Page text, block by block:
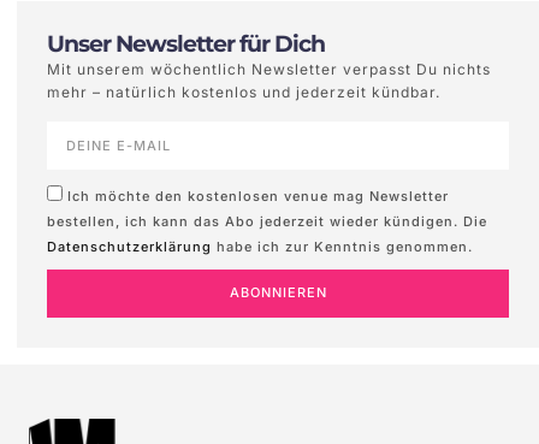
Unser Newsletter für Dich
Mit unserem wöchentlich Newsletter verpasst Du nichts
mehr – natürlich kostenlos und jederzeit kündbar.
Ich möchte den kostenlosen venue mag Newsletter
bestellen, ich kann das Abo jederzeit wieder kündigen. Die
Datenschutzerklärung habe ich zur Kenntnis genommen.
ABONNIEREN